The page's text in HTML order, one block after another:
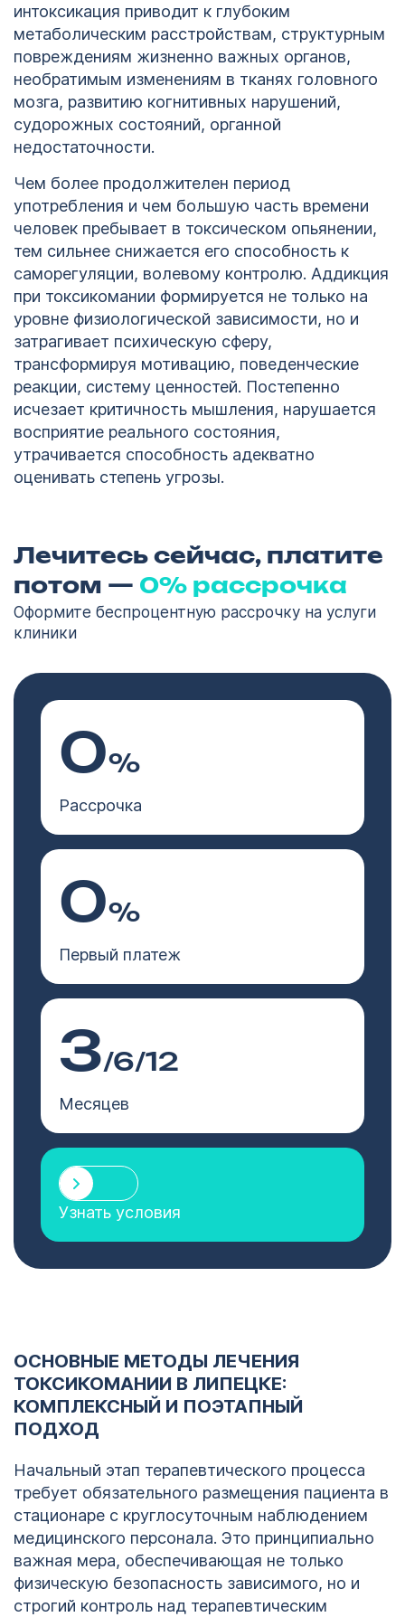
интоксикация приводит к глубоким
метаболическим расстройствам, структурным
повреждениям жизненно важных органов,
необратимым изменениям в тканях головного
мозга, развитию когнитивных нарушений,
судорожных состояний, органной
недостаточности.
Чем более продолжителен период
употребления и чем большую часть времени
человек пребывает в токсическом опьянении,
тем сильнее снижается его способность к
саморегуляции, волевому контролю. Аддикция
при токсикомании формируется не только на
уровне физиологической зависимости, но и
затрагивает психическую сферу,
трансформируя мотивацию, поведенческие
реакции, систему ценностей. Постепенно
исчезает критичность мышления, нарушается
восприятие реального состояния,
утрачивается способность адекватно
оценивать степень угрозы.
Лечитесь сейчас, платите
потом — 0% рассрочка
Оформите беспроцентную рассрочку на услуги
клиники
0%
Рассрочка
0%
Первый платеж
3/6/12
Месяцев
Узнать условия
ОСНОВНЫЕ МЕТОДЫ ЛЕЧЕНИЯ
ТОКСИКОМАНИИ В ЛИПЕЦКЕ:
КОМПЛЕКСНЫЙ И ПОЭТАПНЫЙ
ПОДХОД
Начальный этап терапевтического процесса
требует обязательного размещения пациента в
стационаре с круглосуточным наблюдением
медицинского персонала. Это принципиально
важная мера, обеспечивающая не только
физическую безопасность зависимого, но и
строгий контроль над терапевтическим